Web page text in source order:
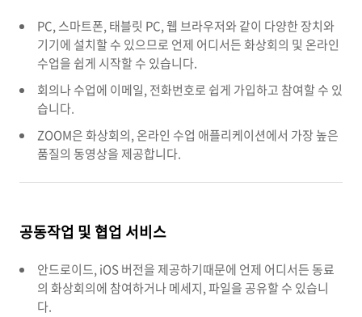
PC, 스마트폰, 태블릿 PC, 웹 브라우저와 같이 다양한 장치와
기기에 설치할 수 있으므로 언제 어디서든 화상회의 및 온라인
수업을 쉽게 시작할 수 있습니다.
회의나 수업에 이메일, 전화번호로 쉽게 가입하고 참여할 수 있
습니다.
ZOOM은 화상회의, 온라인 수업 애플리케이션에서 가장 높은
품질의 동영상을 제공합니다.
공동작업 및 협업 서비스
안드로이드, iOS 버전을 제공하기때문에 언제 어디서든 동료
의 화상회의에 참여하거나 메세지, 파일을 공유할 수 있습니
다.